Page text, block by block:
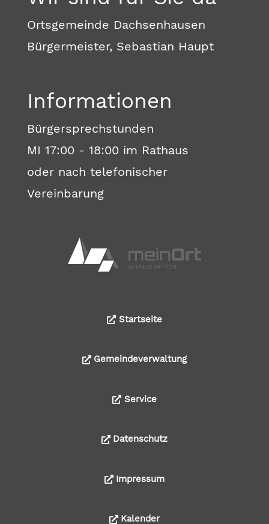
Ortsgemeinde Dachsenhausen
Bürgermeister, Sebastian Haupt
Informationen
Bürgersprechstunden
MI 17:00 - 18:00 im Rathaus
oder nach telefonischer
Vereinbarung
Startseite
Gemeindeverwaltung
Service
Datenschutz
Impressum
Kalender